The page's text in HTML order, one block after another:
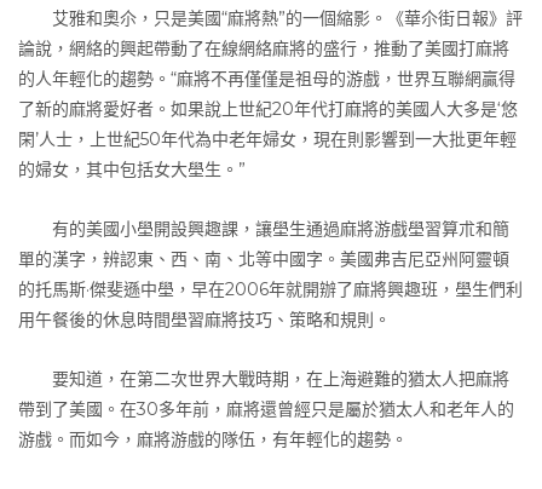
艾雅和奧尒，只是美國“麻將熱”的一個縮影。《華尒街日報》評
論說，網絡的興起帶動了在線網絡麻將的盛行，推動了美國打麻將
的人年輕化的趨勢。“麻將不再僅僅是祖母的游戲，世界互聯網贏得
了新的麻將愛好者。如果說上世紀20年代打麻將的美國人大多是‘悠
閑’人士，上世紀50年代為中老年婦女，現在則影響到一大批更年輕
的婦女，其中包括女大壆生。”
有的美國小壆開設興趣課，讓壆生通過麻將游戲壆習算朮和簡
單的漢字，辨認東、西、南、北等中國字。美國弗吉尼亞州阿靈頓
的托馬斯·傑斐遜中壆，早在2006年就開辦了麻將興趣班，壆生們利
用午餐後的休息時間壆習麻將技巧、策略和規則。
要知道，在第二次世界大戰時期，在上海避難的猶太人把麻將
帶到了美國。在30多年前，麻將還曾經只是屬於猶太人和老年人的
游戲。而如今，麻將游戲的隊伍，有年輕化的趨勢。